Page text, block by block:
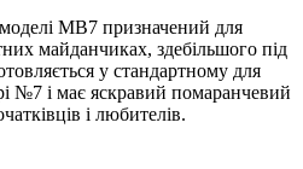
MB7 призначений для
майданчиках, здебільшого під
у стандартному для
№7 і має яскравий помаранчевий
і любителів.